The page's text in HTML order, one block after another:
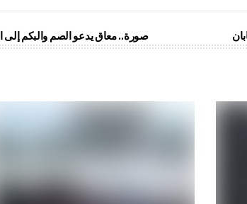
صورة.. معاق يدعو الصم والبكم إلى